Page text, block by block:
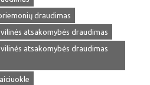
draudimas
atsakomybės draudimas
atsakomybės draudimas